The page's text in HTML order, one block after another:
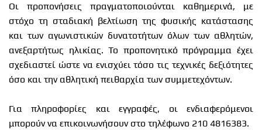
Οι προπονήσεις πραγματοποιούνται καθημερινά, με
στόχο τη σταδιακή βελτίωση της φυσικής κατάστασης
και των αγωνιστικών δυνατοτήτων όλων των αθλητών,
ανεξαρτήτως ηλικίας. Το προπονητικό πρόγραμμα έχει
σχεδιαστεί ώστε να ενισχύει τόσο τις τεχνικές δεξιότητες
όσο και την αθλητική πειθαρχία των συμμετεχόντων.
Για πληροφορίες και εγγραφές, οι ενδιαφερόμενοι
μπορούν να επικοινωνήσουν στο τηλέφωνο 210 4816383.